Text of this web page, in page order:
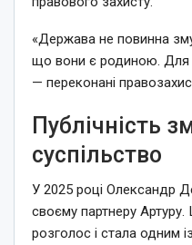
«Держава не повинна
що вони є родиною. Для
— переконані
Публічність
суспільство
У 2025 році Олександр
своєму партнеру
розголос і стала одним